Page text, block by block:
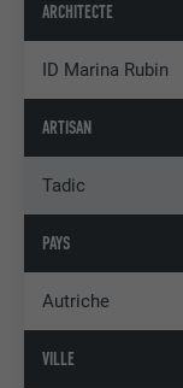
ARCHITECTE
ID Marina Rubin
ARTISAN
Tadic
PAYS
Autriche
VILLE